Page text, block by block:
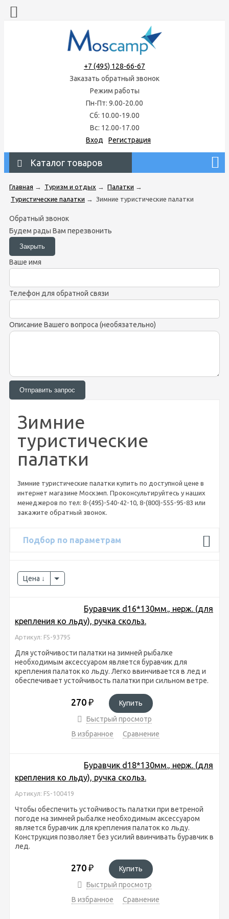
+7 (495) 128-66-67
Заказать обратный звонок
Режим работы
Пн-Пт: 9.00-20.00
Сб: 10.00-19.00
Вс: 12.00-17.00
Вход
Регистрация
Каталог товаров
Главная → Туризм и отдых → Палатки →
Туристические палатки → Зимние туристические палатки
Обратный звонок
Будем рады Вам перезвонить
Ваше имя
Телефон для обратной связи
Описание Вашего вопроса (необязательно)
Зимние
туристические
палатки
Зимние туристические палатки купить по доступной цене в
интернет магазине Москэмп. Проконсультируйтесь у наших
менеджеров по тел: 8-(495)-540-42-10, 8-(800)-555-95-83 или
закажите обратный звонок.
Подбор по параметрам
Цена
Буравчик d16*130мм., нерж. (для
крепления ко льду), ручка скольз.
Артикул: FS-93795
Для устойчивости палатки на зимней рыбалке
необходимым аксессуаром является буравчик для
крепления палаток ко льду. Легко ввинчивается в лед и
обеспечивает устойчивость палатки при сильном ветре.
270 ₽
Купить
Быстрый просмотр
В избранное
Сравнение
Буравчик d18*130мм., нерж. (для
крепления ко льду), ручка скольз.
Артикул: FS-100419
Чтобы обеспечить устойчивость палатки при ветреной
погоде на зимней рыбалке необходимым аксессуаром
является буравчик для крепления палаток ко льду.
Конструкция позволяет без усилий ввинчивать буравчик в
лед.
270 ₽
Купить
Быстрый просмотр
В избранное
Сравнение